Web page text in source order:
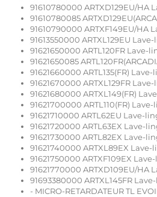
91610780000 ARTXD129EU/HA
91610780085
91610790000 ARTXF149EU/HA
91613550000 ARTXL129EU
91621650000 ARTL120FR Lave-
91621650085
91621660000 ARTL135(FR)
91621670000 ARTXL129FR
91621680000 ARTXL149(FR)
91621700000 ARTL110(FR)
91621710000 ARTL62EU Lave-
91621720000 ARTL63EX Lave-
91621730000 ARTL82EX Lave-
91621740000 ARTXL89EX Lave-
91621750000 ARTXF109EX
91621770000 ARTXD109EU/HA
91693380000 ARTXL145FR
- MICRO-RETARDATEUR TL